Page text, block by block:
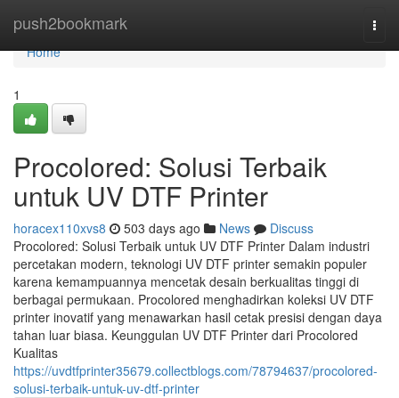
push2bookmark
Home
Home
1
Procolored: Solusi Terbaik
untuk UV DTF Printer
horacex110xvs8 503 days ago News
Discuss
Procolored: Solusi Terbaik untuk UV DTF Printer Dalam industri
percetakan modern, teknologi UV DTF printer semakin populer
karena kemampuannya mencetak desain berkualitas tinggi di
berbagai permukaan. Procolored menghadirkan koleksi UV DTF
printer inovatif yang menawarkan hasil cetak presisi dengan daya
tahan luar biasa. Keunggulan UV DTF Printer dari Procolored
Kualitas
https://uvdtfprinter35679.collectblogs.com/78794637/procolored-
solusi-terbaik-untuk-uv-dtf-printer